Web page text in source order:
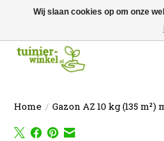
Online tuinartikelen kopen ✓ Online
Home / Gazon AZ 10 kg (135
Wij slaan cookies op om onze